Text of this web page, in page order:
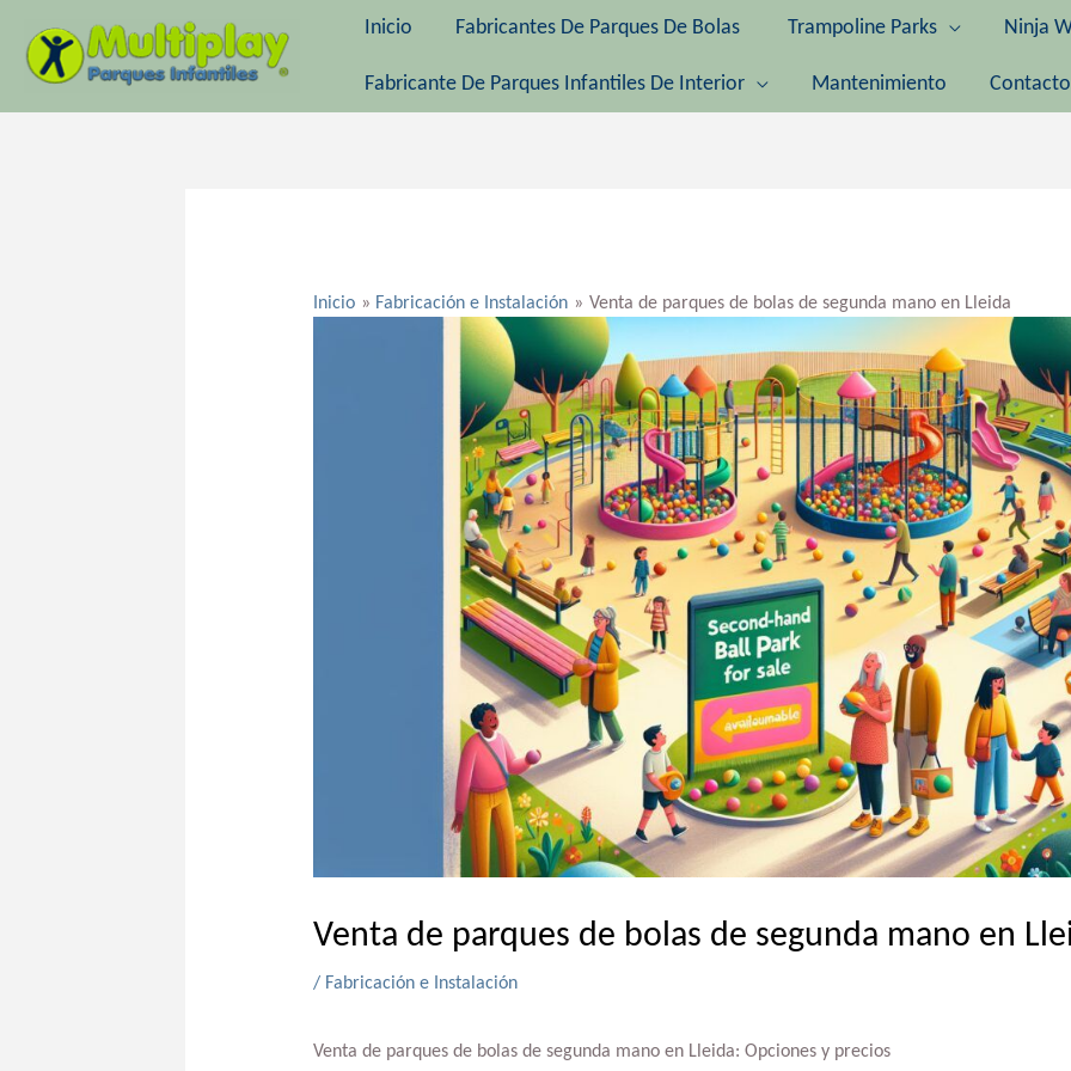
contenido
Inicio Fabricantes De Parques De Bolas Trampoline Parks Ninja
Fabricante De Parques Infantiles De Interior Mantenimiento Contacto
Inicio Fabricación e Instalación Venta de parques de bolas de segunda mano en Lleida
Venta de parques de bolas de segunda mano en
/ Fabricación e Instalación
Venta de parques de bolas de segunda mano en Lleida: Opciones y precios